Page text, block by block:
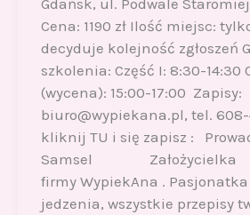
Cena: 1190 zł Ilość miejsc:
decyduje kolejność zgłoszeń
szkolenia: Część I: 8:30-14:30
(wycena): 15:00-17:00 Zapisy:
biuro@wypiekana.pl, tel. 608-
kliknij TU i się zapisz :
Samsel Założycielka
firmy WypiekAna . Pasjonatka
jedzenia, wszystkie przepisy